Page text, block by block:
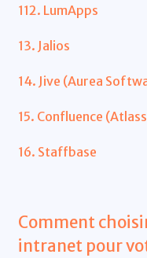
112. LumApps
13. Jalios
14. Jive (Aurea
15. Confluence
16. Staffbase
Comment
intranet pour